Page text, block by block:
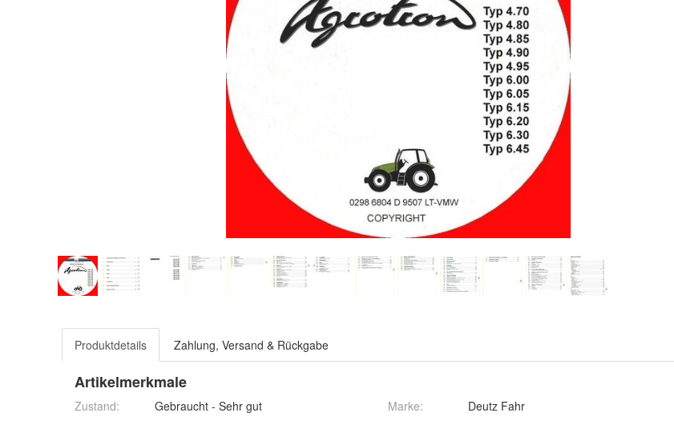
Produktdetails Zahlung, Versand & Rückgabe
Artikelmerkmale
Zustand: Gebraucht - Sehr gut Marke: Deutz Fahr